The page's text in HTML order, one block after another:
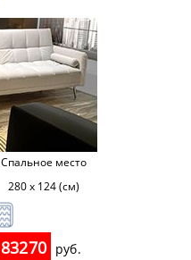
Спальное место
280 х 124 (см)
83270 руб.